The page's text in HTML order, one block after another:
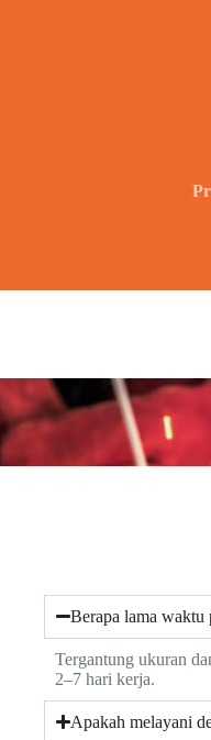
Berapa lama waktu
Tergantung ukuran
2–7 hari kerja.
Apakah melayani